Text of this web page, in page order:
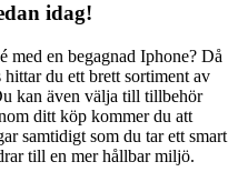
idag!
med en begagnad Iphone? Då
du ett brett sortiment av
kan även välja till tillbehör
ditt köp kommer du att
samtidigt som du tar ett smart
till en mer hållbar miljö.